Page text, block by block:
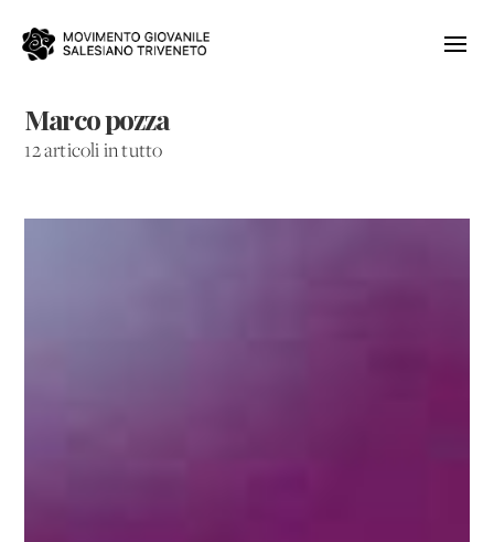
Marco pozza
12 articoli in tutto